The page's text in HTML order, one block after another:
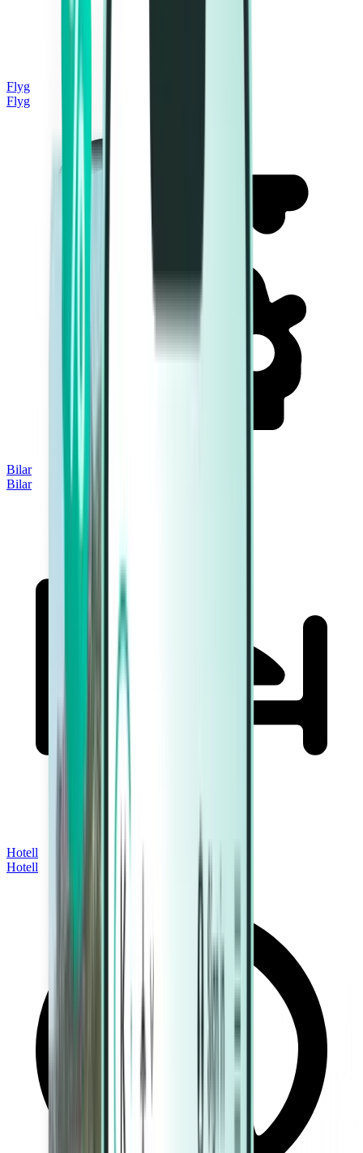
Flyg
Flyg
Bilar
Bilar
Hotell
Hotell